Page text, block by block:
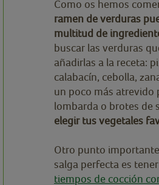
Como os hemos
ramen de verduras
multitud de
buscar las verduras
añadirlas a la receta:
calabacín, cebolla,
un poco más atrevido
lombarda o brotes de
elegir tus vegetales
Otro punto
salga perfecta es
tiempos de cocción